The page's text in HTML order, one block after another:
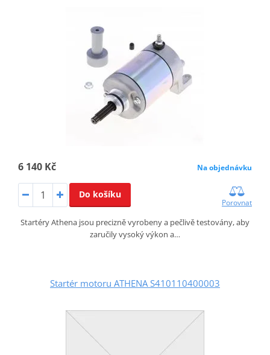
6 140 Kč Na objednávku
Do košíku
Porovnat
Startéry Athena jsou precizně vyrobeny a pečlivě testovány, aby
zaručily vysoký výkon a…
Startér motoru ATHENA S410110400003